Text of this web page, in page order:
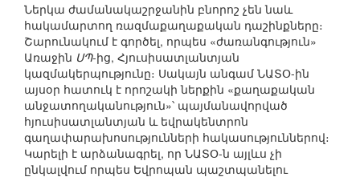
Ներկա ժամանակաշրջանին բնորոշ չեն նաև
հակամարտող ռազմաքաղաքական դաշինքները։
Շարունակում է գործել, որպես «ժառանգություն»
Առաջին ՍՊ-ից, Հյուսիսատլանտյան
կազմակերպությունը։ Սակայն անգամ ՆԱՏՕ-ին
այսօր հատուկ է որոշակի ներքին «քաղաքական
անջատողականություն»՝ պայմանավորված
հյուսիսատլանտյան և եվրակենտրոն
գաղափարախոսությունների հակասություններով։
Կարելի է արձանագրել, որ ՆԱՏՕ-ն այլևս չի
ընկալվում որպես Եվրոպան պաշտպանելու